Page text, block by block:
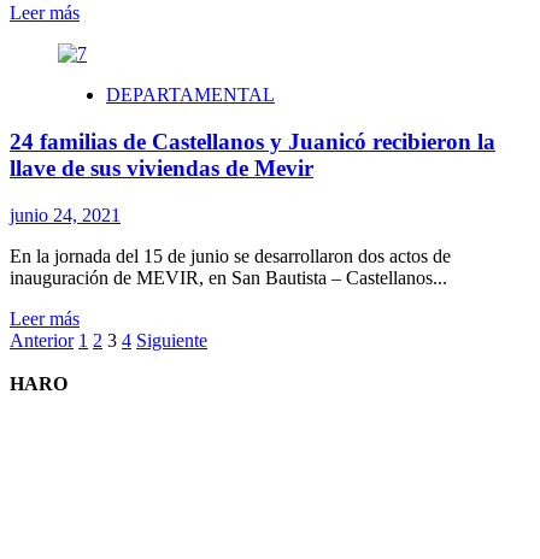
Leer másLeer
sobre
aula
sordos
de
la
escuela
N°112
cumplió
25
DEPARTAMENTAL
24 familias de Castellanos y Juanicó recibieron la
llave de sus viviendas de Mevir
junio 24, 2021
En la jornada del 15 de junio se desarrollaron dos actos de
inauguración de MEVIR, en San Bautista – Castellanos...
Leer másLeer
más
Paginación
de
Anterior 1 2 3 4 Siguiente
HARO